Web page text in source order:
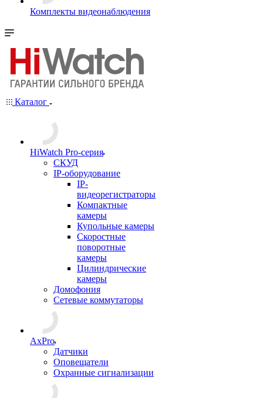
Комплекты видеонаблюдения
Каталог
HiWatch Pro-серия
CКУД
IP-оборудование
IP-
видеорегистраторы
Компактные
камеры
Купольные камеры
Скоростные
поворотные
камеры
Цилиндрические
камеры
Домофония
Сетевые коммутаторы
AxPro
Датчики
Оповещатели
Охранные сигнализации